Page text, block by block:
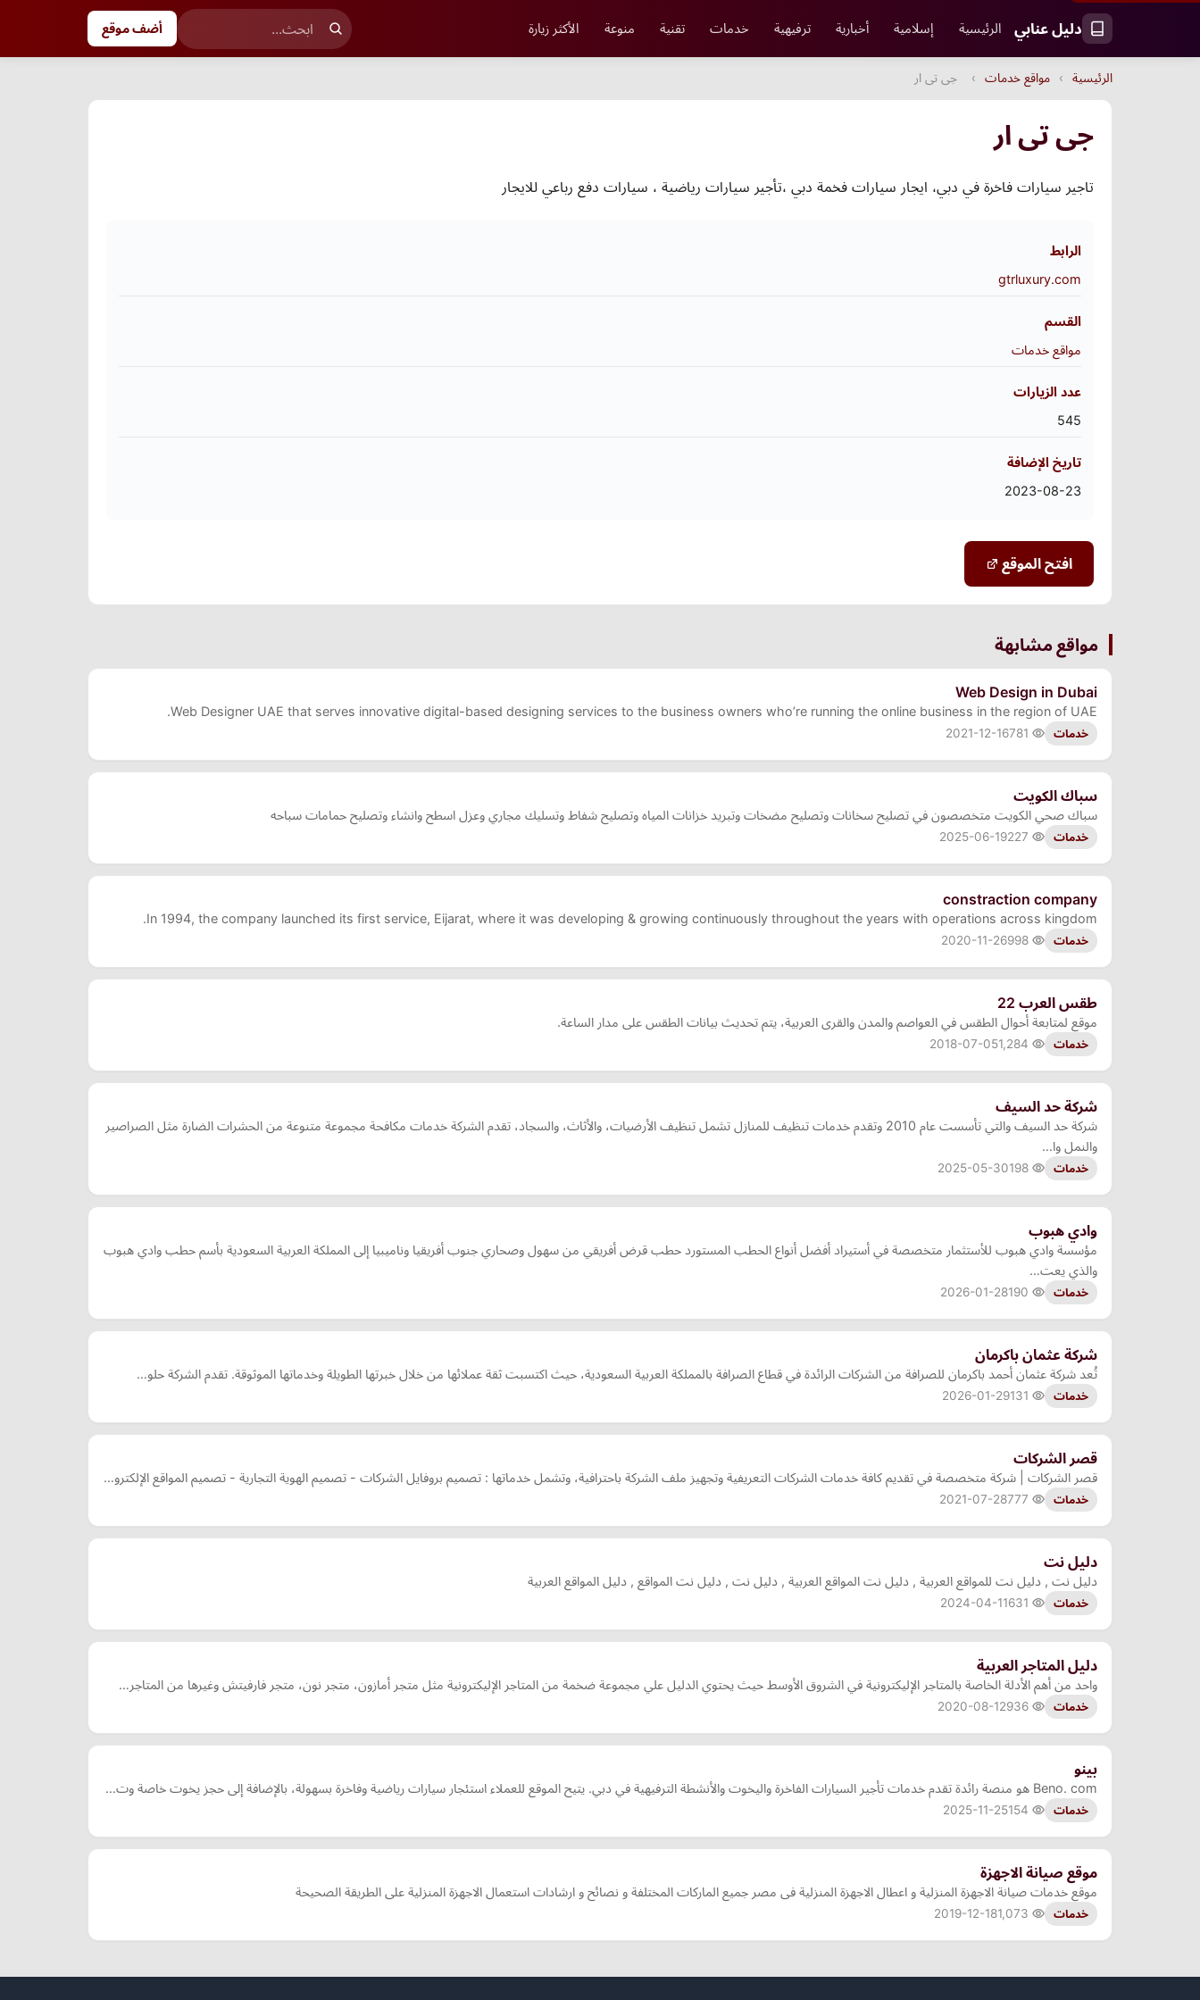
دليل عنابي الرئيسية إسلامية أخبارية ترفيهية خدمات تقنية منوعة الأكثر زيارة أضف موقع
الرئيسية › مواقع خدمات › جى تى ار
جى تى ار
تاجير سيارات فاخرة في دبي، ايجار سيارات فخمة دبي ،تأجير سيارات رياضية ، سيارات دفع رباعي للايجار
الرابط
gtrluxury.com
القسم
مواقع خدمات
عدد الزيارات
545
تاريخ الإضافة
2023-08-23
افتح الموقع
مواقع مشابهة
Web Design in Dubai
Web Designer UAE that serves innovative digital-based designing services to the business owners who’re running the online business in the region of UAE.
خدمات 2021-12-16
سباك الكويت
سباك صحي الكويت متخصصون في تصليح سخانات وتصليح مضخات وتبريد خزانات المياه وتصليح شفاط وتسليك مجاري وعزل اسطح وانشاء وتصليح حمامات سباحه
خدمات 2025-06-19
constraction company
In 1994, the company launched its first service, Eijarat, where it was developing & growing continuously throughout the years with operations across kingdom.
خدمات 2020-11-26
طقس العرب 22
موقع لمتابعة أحوال الطقس في العواصم والمدن والقرى العربية، يتم تحديث بيانات الطقس على مدار الساعة.
خدمات 2018-07-05
شركة حد السيف
شركة حد السيف والتي تأسست عام 2010 وتقدم خدمات تنظيف للمنازل تشمل تنظيف الأرضيات، والأثاث، والسجاد، تقدم الشركة خدمات مكافحة مجموعة متنوعة من الحشرات الضارة مثل الصراصير
والنمل وا…
خدمات 2025-05-30
وادي هبوب
مؤسسة وادي هبوب للأستثمار متخصصة في أستيراد أفضل أنواع الحطب المستورد حطب قرض أفريقي من سهول وصحاري جنوب أفريقيا وناميبيا إلى المملكة العربية السعودية بأسم حطب وادي هبوب
والذي يعت…
خدمات 2026-01-28
شركة عثمان باكرمان
تُعد شركة عثمان أحمد باكرمان للصرافة من الشركات الرائدة في قطاع الصرافة بالمملكة العربية السعودية، حيث اكتسبت ثقة عملائها من خلال خبرتها الطويلة وخدماتها الموثوقة. تقدم الشركة حلو…
خدمات 2026-01-29
قصر الشركات
قصر الشركات | شركة متخصصة في تقديم كافة خدمات الشركات التعريفية وتجهيز ملف الشركة باحترافية، وتشمل خدماتها : تصميم بروفايل الشركات - تصميم الهوية التجارية - تصميم المواقع الإلكترو…
خدمات 2021-07-28
دليل نت
دليل نت , دليل نت للمواقع العربية , دليل نت المواقع العربية , دليل نت , دليل نت المواقع , دليل المواقع العربية
خدمات 2024-04-11
دليل المتاجر العربية
واحد من أهم الأدلة الخاصة بالمتاجر الإليكترونية في الشروق الأوسط حيث يحتوي الدليل علي مجموعة ضخمة من المتاجر الإليكترونية مثل متجر أمازون، متجر نون، متجر فارفيتش وغيرها من المتاجر…
خدمات 2020-08-12
بينو
Beno. com هو منصة رائدة تقدم خدمات تأجير السيارات الفاخرة واليخوت والأنشطة الترفيهية في دبي. يتيح الموقع للعملاء استئجار سيارات رياضية وفاخرة بسهولة، بالإضافة إلى حجز يخوت خاصة وت…
خدمات 2025-11-25
موقع صيانة الاجهزة
موقع خدمات صيانة الاجهزة المنزلية و اعطال الاجهزة المنزلية فى مصر جميع الماركات المختلفة و نصائح و ارشادات استعمال الاجهزة المنزلية على الطريقة الصحيحة
خدمات 2019-12-18